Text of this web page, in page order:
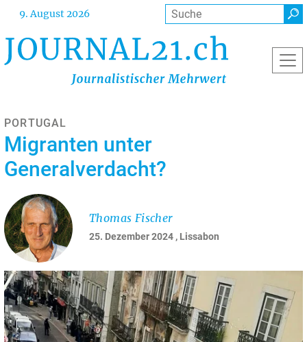
Direkt
Inhalt
9. August 2026 Suche
PORTUGAL
Migranten unter
Generalverdacht?
25. Dezember 2024 , Lissabon
Thomas Fischer